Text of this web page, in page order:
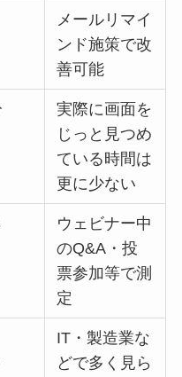
メールリマイ
ンド施策で改
善可能
実際に画面を
じっと見つめ
ている時間は
更に少ない
ウェビナー中
のQ&A・投
票参加等で測
定
IT・製造業な
どで多く見ら